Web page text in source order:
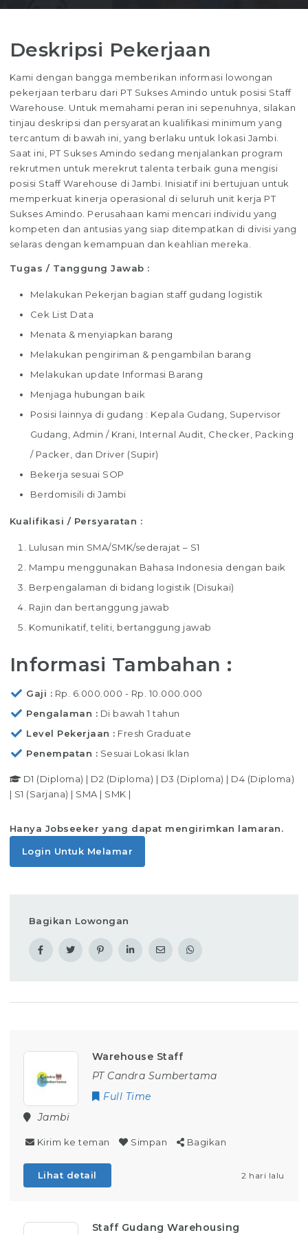
Deskripsi Pekerjaan
Kami dengan bangga memberikan informasi lowongan
pekerjaan terbaru dari PT Sukses Amindo untuk posisi Staff
Warehouse. Untuk memahami peran ini sepenuhnya, silakan
tinjau deskripsi dan persyaratan kualifikasi minimum yang
tercantum di bawah ini, yang berlaku untuk lokasi Jambi.
Saat ini, PT Sukses Amindo sedang menjalankan program
rekrutmen untuk merekrut talenta terbaik guna mengisi
posisi Staff Warehouse di Jambi. Inisiatif ini bertujuan untuk
memperkuat kinerja operasional di seluruh unit kerja PT
Sukses Amindo. Perusahaan kami mencari individu yang
kompeten dan antusias yang siap ditempatkan di divisi yang
selaras dengan kemampuan dan keahlian mereka.
Tugas / Tanggung Jawab :
Melakukan Pekerjan bagian staff gudang logistik
Cek List Data
Menata & menyiapkan barang
Melakukan pengiriman & pengambilan barang
Melakukan update Informasi Barang
Menjaga hubungan baik
Posisi lainnya di gudang : Kepala Gudang, Supervisor
Gudang, Admin / Krani, Internal Audit, Checker, Packing
/ Packer, dan Driver (Supir)
Bekerja sesuai SOP
Berdomisili di Jambi
Kualifikasi / Persyaratan :
Lulusan min SMA/SMK/sederajat – S1
Mampu menggunakan Bahasa Indonesia dengan baik
Berpengalaman di bidang logistik (Disukai)
Rajin dan bertanggung jawab
Komunikatif, teliti, bertanggung jawab
Informasi Tambahan :
Gaji
Rp. 6.000.000 - Rp. 10.000.000
Pengalaman
Di bawah 1 tahun
Level Pekerjaan
Fresh Graduate
Penempatan
Sesuai Lokasi Iklan
D1 (Diploma) | D2 (Diploma) | D3 (Diploma) | D4 (Diploma)
| S1 (Sarjana) | SMA | SMK |
Hanya Jobseeker yang dapat mengirimkan lamaran.
Login Untuk Melamar
Bagikan Lowongan
Warehouse Staff
PT Candra Sumbertama
Full Time
Jambi
Kirim ke teman Simpan Bagikan
Lihat detail 2 hari lalu
Staff Gudang Warehousing